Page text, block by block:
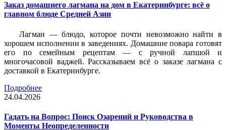
Заказ домашнего лагмана на дом в Екатеринбурге: всё о
главном блюде Средней Азии
Лагман — блюдо, которое почти невозможно найти в
хорошем исполнении в заведениях. Домашние повара готовят
его по семейным рецептам — с ручной лапшой и
многочасовой ваджей. Рассказываем всё о заказе лагмана с
доставкой в Екатеринбурге.
Подробнее
24.04.2026
Гадать на Вопрос: Поиск Озарений и Руководства в
Моменты Неопределенности